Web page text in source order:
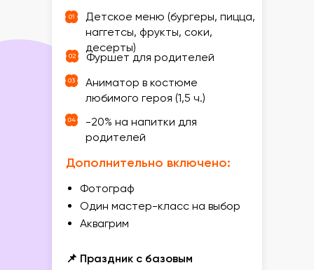
Дополнительно включено:
Аниматор в костюме
любимого героя (1,5 ч.)
-20% на напитки для
родителей
Фотограф
Один мастер-класс на выбор
Аквагрим
📌 Праздник с базовым
Фуршет для родителей
Детское меню (бургеры, пицца,
наггетсы, фрукты, соки,
десерты)